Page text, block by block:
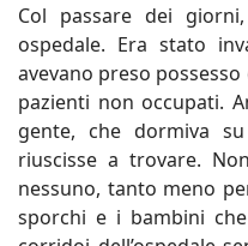
Col passare dei
ospedale. Era stato
avevano preso
pazienti non occupati.
gente, che dormiva
riuscisse a trovare.
nessuno, tanto meno
sporchi e i bambini